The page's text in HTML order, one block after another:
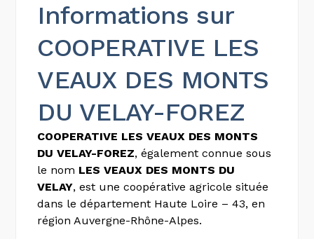
Informations sur
COOPERATIVE LES
VEAUX DES MONTS
DU VELAY-FOREZ
COOPERATIVE LES VEAUX DES MONTS
DU VELAY-FOREZ, également connue sous
le nom LES VEAUX DES MONTS DU
VELAY, est une coopérative agricole située
dans le département Haute Loire – 43, en
région Auvergne-Rhône-Alpes.